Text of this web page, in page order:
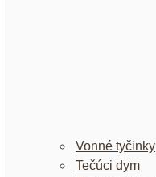
Vonné tyčinky
Tečúci dym